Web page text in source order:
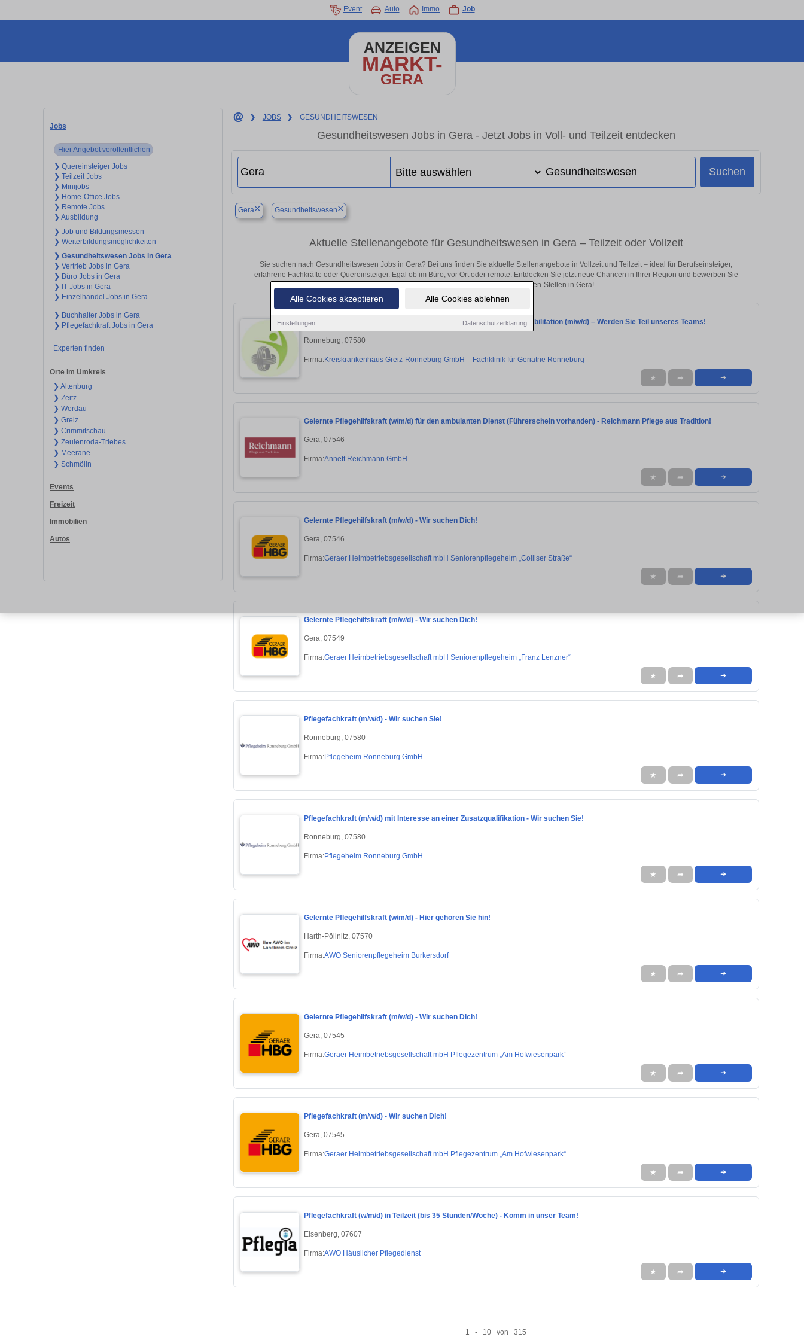
Alle Cookies akzeptieren Alle Cookies ablehnen
Einstellungen Datenschutzerklärung
Event Auto Immo Job
ANZEIGEN
MARKT-
GERA
Jobs
Hier Angebot veröffentlichen
❯ Quereinsteiger Jobs
❯ Teilzeit Jobs
❯ Minijobs
❯ Home-Office Jobs
❯ Remote Jobs
❯ Ausbildung
❯ Job und Bildungsmessen
❯ Weiterbildungsmöglichkeiten
❯ Gesundheitswesen Jobs in Gera
❯ Vertrieb Jobs in Gera
❯ Büro Jobs in Gera
❯ IT Jobs in Gera
❯ Einzelhandel Jobs in Gera
❯ Buchhalter Jobs in Gera
❯ Pflegefachkraft Jobs in Gera
Experten finden
Orte im Umkreis
❯ Altenburg
❯ Zeitz
❯ Werdau
❯ Greiz
❯ Crimmitschau
❯ Zeulenroda-Triebes
❯ Meerane
❯ Schmölln
Events
Freizeit
Immobilien
Autos
❯ JOBS ❯ GESUNDHEITSWESEN
Gesundheitswesen Jobs in Gera - Jetzt Jobs in Voll- und Teilzeit entdecken
Suchen
Gera× Gesundheitswesen×
Aktuelle Stellenangebote für Gesundheitswesen in Gera – Teilzeit oder Vollzeit
Sie suchen nach Gesundheitswesen Jobs in Gera? Bei uns finden Sie aktuelle Stellenangebote in Vollzeit und Teilzeit – ideal für Berufseinsteiger,
erfahrene Fachkräfte oder Quereinsteiger. Egal ob im Büro, vor Ort oder remote: Entdecken Sie jetzt neue Chancen in Ihrer Region und bewerben Sie
sich direkt auf passende Gesundheitswesen-Stellen in Gera!
Gesundheits- und Krankenpflegerhelfer:in für die Geriatrische Rehabilitation (m/w/d) – Werden Sie Teil unseres Teams!
Ronneburg, 07580
Firma:Kreiskrankenhaus Greiz-Ronneburg GmbH – Fachklinik für Geriatrie Ronneburg
★ ➦ ➜
Gelernte Pflegehilfskraft (w/m/d) für den ambulanten Dienst (Führerschein vorhanden) - Reichmann Pflege aus Tradition!
Gera, 07546
Firma:Annett Reichmann GmbH
★ ➦ ➜
Gelernte Pflegehilfskraft (m/w/d) - Wir suchen Dich!
Gera, 07546
Firma:Geraer Heimbetriebsgesellschaft mbH Seniorenpflegeheim „Colliser Straße“
★ ➦ ➜
Gelernte Pflegehilfskraft (m/w/d) - Wir suchen Dich!
Gera, 07549
Firma:Geraer Heimbetriebsgesellschaft mbH Seniorenpflegeheim „Franz Lenzner“
★ ➦ ➜
Pflegefachkraft (m/w/d) - Wir suchen Sie!
Ronneburg, 07580
Firma:Pflegeheim Ronneburg GmbH
★ ➦ ➜
Pflegefachkraft (m/w/d) mit Interesse an einer Zusatzqualifikation - Wir suchen Sie!
Ronneburg, 07580
Firma:Pflegeheim Ronneburg GmbH
★ ➦ ➜
Gelernte Pflegehilfskraft (w/m/d) - Hier gehören Sie hin!
Harth-Pöllnitz, 07570
Firma:AWO Seniorenpflegeheim Burkersdorf
★ ➦ ➜
Gelernte Pflegehilfskraft (m/w/d) - Wir suchen Dich!
Gera, 07545
Firma:Geraer Heimbetriebsgesellschaft mbH Pflegezentrum „Am Hofwiesenpark“
★ ➦ ➜
Pflegefachkraft (m/w/d) - Wir suchen Dich!
Gera, 07545
Firma:Geraer Heimbetriebsgesellschaft mbH Pflegezentrum „Am Hofwiesenpark“
★ ➦ ➜
Pflegefachkraft (w/m/d) in Teilzeit (bis 35 Stunden/Woche) - Komm in unser Team!
Eisenberg, 07607
Firma:AWO Häuslicher Pflegedienst
★ ➦ ➜
1 - 10 von 315